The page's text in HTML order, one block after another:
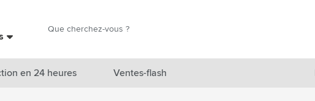
en 24 heures Ventes-flash